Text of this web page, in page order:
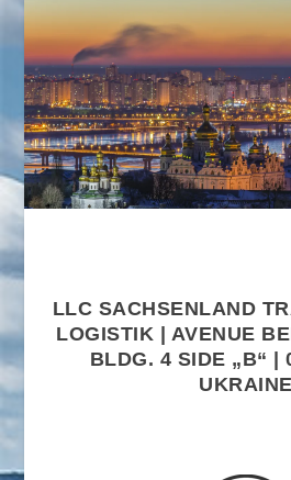
LLC SACHSENLAND
LOGISTIK | AVENUE
BLDG. 4 SIDE „B“ |
UKRAINE